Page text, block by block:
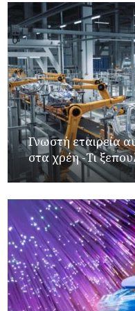
Γνωστή εταιρεία
στα χρέη -Τι